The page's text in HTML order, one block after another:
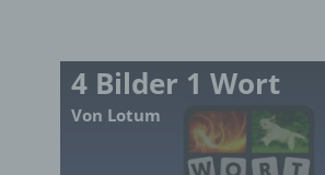
4 Bilder 1 Wort
Von Lotum